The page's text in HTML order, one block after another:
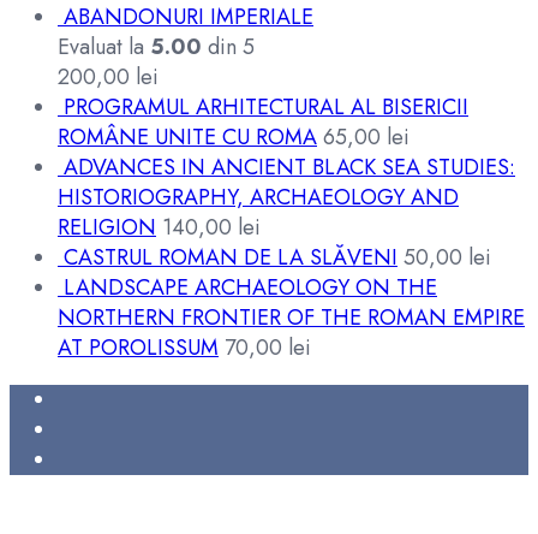
ABANDONURI IMPERIALE
Evaluat la 5.00 din 5
200,00 lei
PROGRAMUL ARHITECTURAL AL BISERICII
ROMÂNE UNITE CU ROMA65,00 lei
ADVANCES IN ANCIENT BLACK SEA STUDIES:
HISTORIOGRAPHY, ARCHAEOLOGY AND
RELIGION 140,00 lei
CASTRUL ROMAN DE LA SLĂVENI 50,00 lei
LANDSCAPE ARCHAEOLOGY ON THE
NORTHERN FRONTIER OF THE ROMAN EMPIRE
AT POROLISSUM 70,00 lei